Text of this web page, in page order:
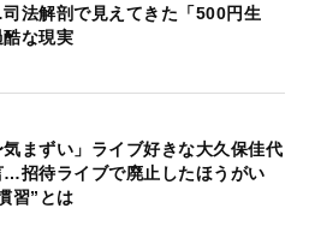
法解剖で見えてきた「500円生
な現実
気まずい」ライブ好きな大久保佳代
…招待ライブで廃止したほうがい
習”とは